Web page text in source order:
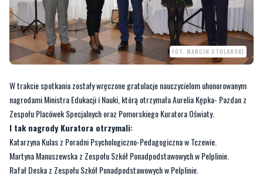
FOT. MARCIN STOLARSKI
W trakcie spotkania zostały wręczone gratulacje nauczycielom uhonorowanym
nagrodami Ministra Edukacji i Nauki, którą otrzymała Aurelia Kępka- Pazdan z
Zespołu Placówek Specjalnych oraz Pomorskiego Kuratora Oświaty.
I tak nagrody Kuratora otrzymali:
Katarzyna Kulas z Poradni Psychologiczno-Pedagogiczna w Tczewie.
Martyna Manuszewska z Zespołu Szkół Ponadpodstawowych w Pelplinie.
Rafał Deska z Zespołu Szkół Ponadpodstawowych w Pelplinie.